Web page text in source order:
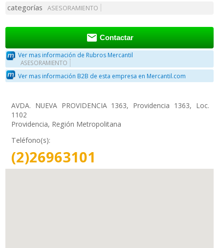
categorías ASESORAMIENTO
 Contactar
Ver mas información de Rubros Mercantil
ASESORAMIENTO
Ver mas información B2B de esta empresa en Mercantil.com
AVDA. NUEVA PROVIDENCIA 1363, Providencia 1363, Loc.
1102
Providencia, Región Metropolitana
Teléfono(s):
(2)26963101